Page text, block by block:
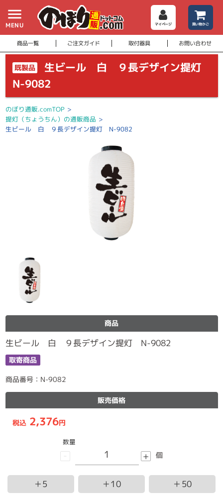
menu
MENU マイページ 買い物かご
商品一覧 ご注文ガイド 取付器具 お問い合わせ
既製品
生ビール 白 ９長デザイン提灯
N-9082
のぼり通販.comTOP >
提灯（ちょうちん）の通販商品 >
生ビール 白 ９長デザイン提灯 N-9082
商品
生ビール 白 ９長デザイン提灯 N-9082
取寄商品
商品番号：N-9082
販売価格
税込2,376円
-
数量
+ 個
＋5 ＋10 ＋50